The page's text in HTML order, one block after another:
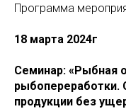
Программа
18 марта 2024г
Семинар: «Рыбная
рыбопереработки.
продукции без